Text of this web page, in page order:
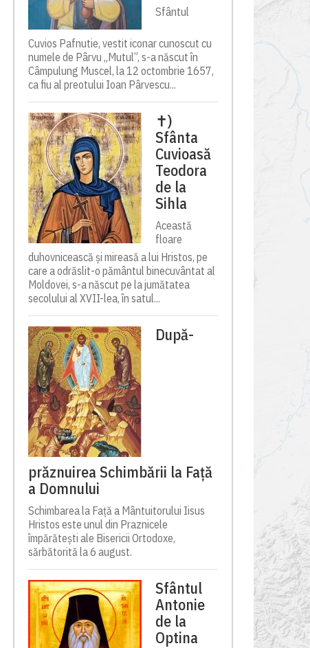
Sfântul
Cuvios Pafnutie, vestit iconar cunoscut cu
numele de Pârvu „Mutul”, s-a născut în
Câmpulung Muscel, la 12 octombrie 1657,
ca fiu al preotului Ioan Pârvescu...
✝)
Sfânta
Cuvioasă
Teodora
de la
Sihla
Această
floare
duhovnicească și mireasă a lui Hristos, pe
care a odrăslit-o pământul binecuvântat al
Moldovei, s-a născut pe la jumătatea
secolului al XVII-lea, în satul...
După-
prăznuirea Schimbării la Față
a Domnului
Schimbarea la Față a Mântuitorului Iisus
Hristos este unul din Praznicele
împărătești ale Bisericii Ortodoxe,
sărbătorită la 6 august.
Sfântul
Antonie
de la
Optina